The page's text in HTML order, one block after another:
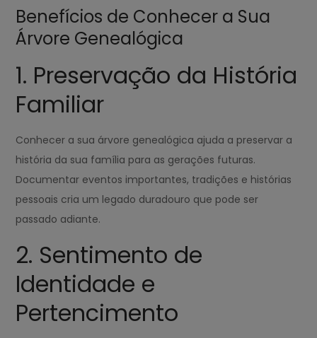
Benefícios de Conhecer a Sua
Árvore Genealógica
1. Preservação da História
Familiar
Conhecer a sua árvore genealógica ajuda a preservar a
história da sua família para as gerações futuras.
Documentar eventos importantes, tradições e histórias
pessoais cria um legado duradouro que pode ser
passado adiante.
2. Sentimento de
Identidade e
Pertencimento